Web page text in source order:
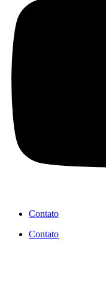
Contato
Contato